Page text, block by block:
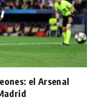
el Arsenal